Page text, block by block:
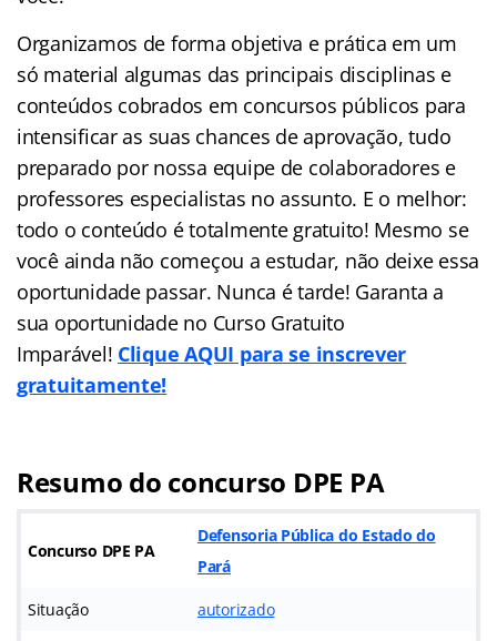
Organizamos de forma objetiva e prática em um
só material algumas das principais disciplinas e
conteúdos cobrados em concursos públicos para
intensificar as suas chances de aprovação, tudo
preparado por nossa equipe de colaboradores e
professores especialistas no assunto. E o melhor:
todo o conteúdo é totalmente gratuito! Mesmo se
você ainda não começou a estudar, não deixe essa
oportunidade passar. Nunca é tarde! Garanta a
sua oportunidade no Curso Gratuito
Imparável! Clique AQUI para se inscrever
gratuitamente!
Resumo do concurso DPE PA
Concurso DPE PA
Defensoria Pública do Estado do
Pará
Situação autorizado